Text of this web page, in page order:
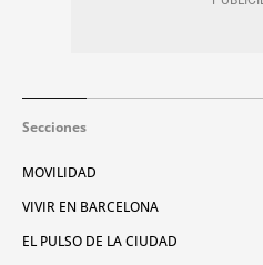
Secciones
MOVILIDAD
VIVIR EN BARCELONA
EL PULSO DE LA CIUDAD